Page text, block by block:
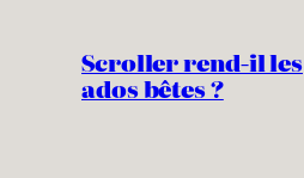
Scroller rend-il les
ados bêtes ?